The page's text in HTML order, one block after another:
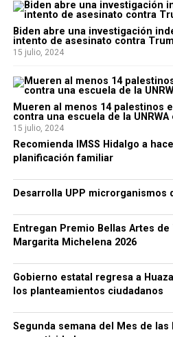
Biden abre una investigación
intento de asesinato contra
15 julio, 2024
Mueren al menos 14 palestinos
contra una escuela de la UNRWA
15 julio, 2024
Recomienda IMSS Hidalgo a
planificación familiar
Desarrolla UPP microrganismos
Entregan Premio Bellas Artes
Margarita Michelena 2026
Gobierno estatal regresa a
los planteamientos ciudadanos
Segunda semana del Mes de